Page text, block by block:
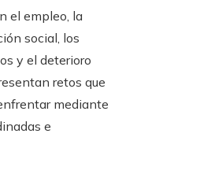
el empleo, la
social, los
y el deterioro
retos que
mediante
e